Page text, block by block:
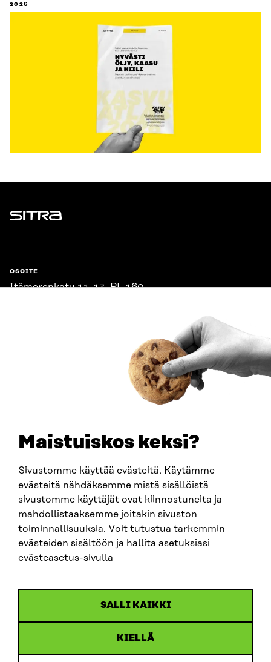
Maistuiskos keksi?
Sivustomme käyttää evästeitä. Käytämme
evästeitä nähdäksemme mistä sisällöistä
sivustomme käyttäjät ovat kiinnostuneita ja
mahdollistaaksemme joitakin sivuston
toiminnallisuuksia. Voit tutustua tarkemmin
evästeiden sisältöön ja hallita asetuksiasi
evästeasetus-sivulla
SALLI KAIKKI
KIELLÄ
2026
Sitra
OSOITE
Itämerenkatu 11-13, PL 160,
SITRA SOSIAALISESSA MEDIASSA
LinkedIn
Instagram
YouTube